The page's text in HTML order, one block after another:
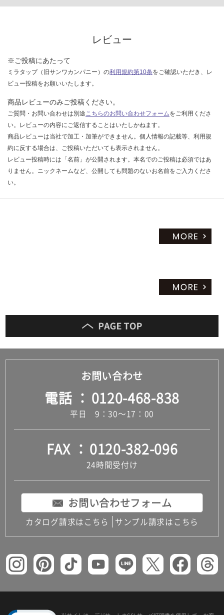
レビュー
※ご投稿にあたって
ミラタップ（旧サンワカンパニー）の利用規約第10条をご確認いただき、レ
ビュー投稿をお願いいたします。
商品レビューのみご投稿ください。
ご質問・お問い合わせは別途 こちらのお問い合わせフォームをご利用くださ
い。レビューの内容にご返信することはいたしかねます。
商品レビューは当社で加工・加筆ができません。個人情報の記載等、利用規
約に反する場合は、ご投稿いただいても表示されません。
レビュー投稿時には「名前」が公開されます。本名でのご投稿は必須ではあ
りません。ニックネームなど、公開しても問題のないお名前をご入力くださ
い。
お問い合わせ
電話 0120-468-838
平日 9：30～17：00
FAX 0120-382-096
24時間受付け
お問い合わせフォーム
カタログ請求はこちら サンプル請求はこちら